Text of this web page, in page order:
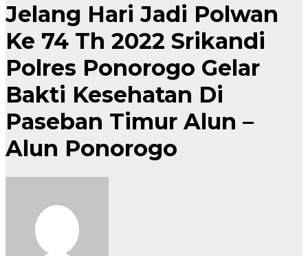
Jelang Hari Jadi Polwan
Ke 74 Th 2022 Srikandi
Polres Ponorogo Gelar
Bakti Kesehatan Di
Paseban Timur Alun –
Alun Ponorogo